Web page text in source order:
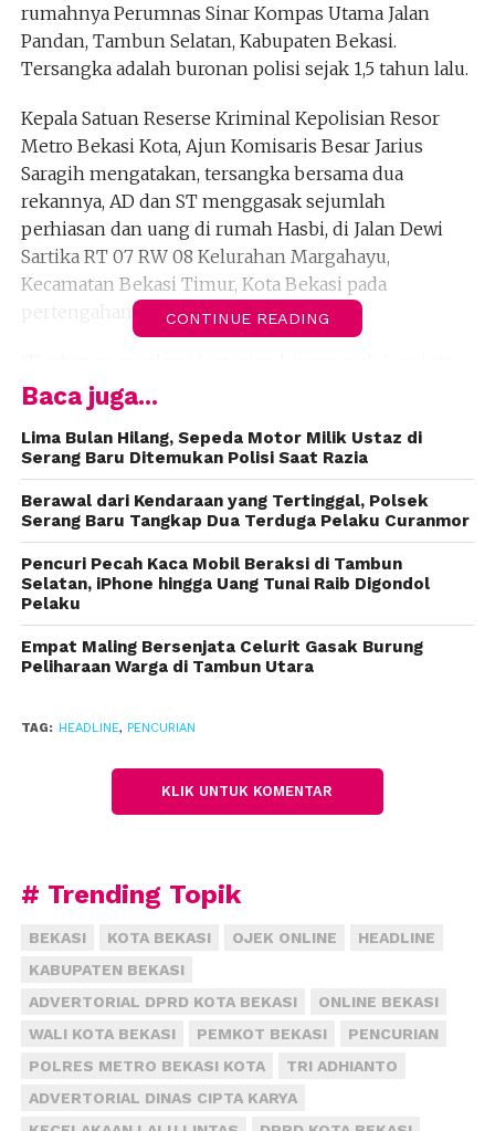
rumahnya Perumnas Sinar Kompas Utama Jalan
Pandan, Tambun Selatan, Kabupaten Bekasi.
Tersangka adalah buronan polisi sejak 1,5 tahun lalu.
Kepala Satuan Reserse Kriminal Kepolisian Resor
Metro Bekasi Kota, Ajun Komisaris Besar Jarius
Saragih mengatakan, tersangka bersama dua
rekannya, AD dan ST menggasak sejumlah
perhiasan dan uang di rumah Hasbi, di Jalan Dewi
Sartika RT 07 RW 08 Kelurahan Margahayu,
Kecamatan Bekasi Timur, Kota Bekasi pada
pertengahan Januari 2017 lalu.
rupiah,” kata Jarius di Bekasi, Jumat, 22 Juni 2018.
Menurut dia, polisi yang mendapatkan laporan
melakukan penyelidikan, hasilnya polisi berhasil
mengidentifikasi para pelaku pencurian tersebut.
Sayangnya, setiap polisi mendatangi rumahnya,
tersangka tak ada di tempat. Karena itu, polisi
menunggu momen lebaran untuk menangkap
tersagka Supriyono. “Kami berkeyakinan bahwa
tersangka akan pulang ketika lebaran,” kata dia.
Dugaan polisi benar, ketika disambangi ke
panjang, tersangka pun ditangkap tanpa
memberikan perlawanan. “Tersangka langsung
kami tahan, karena sudah cukup bukti,” kata Jarius.
menggunakan linggis. Setelah berada di dalam, lalu
tangan. “Tersangka survei dulu ke lokasi, ketika
rumah kosong baru disatroni,” ujar dia.
Untuk mempertanggung jawabkan perbuatannya,
CONTINUE READING
Baca juga...
Lima Bulan Hilang, Sepeda Motor Milik Ustaz di
Serang Baru Ditemukan Polisi Saat Razia
Berawal dari Kendaraan yang Tertinggal, Polsek
Serang Baru Tangkap Dua Terduga Pelaku Curanmor
Pencuri Pecah Kaca Mobil Beraksi di Tambun
Selatan, iPhone hingga Uang Tunai Raib Digondol
Pelaku
Empat Maling Bersenjata Celurit Gasak Burung
Peliharaan Warga di Tambun Utara
TAG: HEADLINE, PENCURIAN
KLIK UNTUK KOMENTAR
# Trending Topik
BEKASI KOTA BEKASI OJEK ONLINE
HEADLINE
KABUPATEN BEKASI
ADVERTORIAL DPRD KOTA BEKASI
ONLINE BEKASI
WALI KOTA BEKASI
PEMKOT BEKASI
PENCURIAN
POLRES METRO BEKASI KOTA
TRI ADHIANTO
ADVERTORIAL DINAS CIPTA KARYA